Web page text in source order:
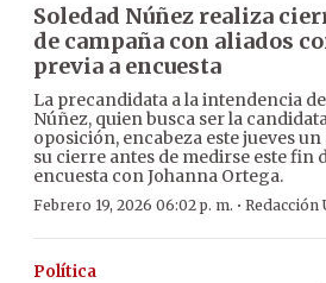
Soledad Núñez realiza
de campaña con aliados
previa a encuesta
La precandidata a la intendencia
Núñez, quien busca ser la
oposición, encabeza este jueves
su cierre antes de medirse este fin
encuesta con Johanna Ortega.
Febrero 19, 2026 06:02 p. m. · Redacción
Política